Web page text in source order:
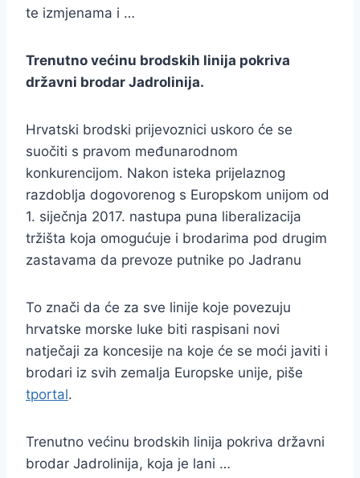
te izmjenama i …
Trenutno većinu brodskih linija pokriva
državni brodar Jadrolinija.
Hrvatski brodski prijevoznici uskoro će se
suočiti s pravom međunarodnom
konkurencijom. Nakon isteka prijelaznog
razdoblja dogovorenog s Europskom unijom od
1. siječnja 2017. nastupa puna liberalizacija
tržišta koja omogućuje i brodarima pod drugim
zastavama da prevoze putnike po Jadranu
To znači da će za sve linije koje povezuju
hrvatske morske luke biti raspisani novi
natječaji za koncesije na koje će se moći javiti i
brodari iz svih zemalja Europske unije, piše
tportal.
Trenutno većinu brodskih linija pokriva državni
brodar Jadrolinija, koja je lani …